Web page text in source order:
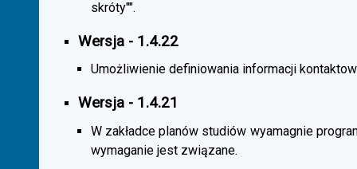
skróty"".
Wersja - 1.4.22
Umożliwienie definiowania informacji
Wersja - 1.4.21
W zakładce planów studiów wyamagnie
wymaganie jest związane.